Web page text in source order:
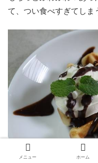
て、つい食べすぎてしま
メニュー ホーム